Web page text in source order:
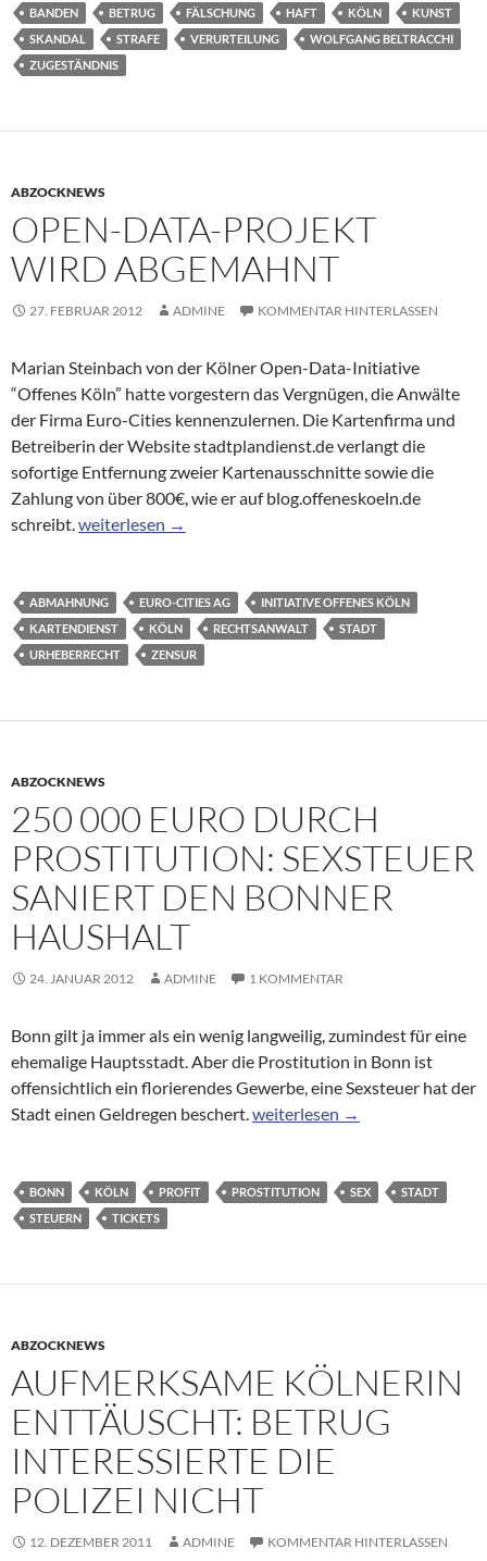
BANDEN BETRUG FÄLSCHUNG HAFT KÖLN
KUNST
SKANDAL
STRAFE VERURTEILUNG
WOLFGANG BELTRACCHI
ZUGESTÄNDNIS
ABZOCKNEWS
OPEN-DATA-PROJEKT
WIRD ABGEMAHNT
27. FEBRUAR 2012 ADMINE KOMMENTAR HINTERLASSEN
Marian Steinbach von der Kölner Open-Data-Initiative
“Offenes Köln” hatte vorgestern das Vergnügen, die Anwälte
der Firma Euro-Cities kennenzulernen. Die Kartenfirma und
Betreiberin der Website stadtplandienst.de verlangt die
sofortige Entfernung zweier Kartenausschnitte sowie die
Zahlung von über 800€, wie er auf blog.offeneskoeln.de
schreibt.Open-Data-Projekt wird abgemahnt
weiterlesen →
ABMAHNUNG EURO-CITIES AG
INITIATIVE OFFENES KÖLN
KARTENDIENST
KÖLN RECHTSANWALT
STADT
URHEBERRECHT
ZENSUR
ABZOCKNEWS
250 000 EURO DURCH
PROSTITUTION: SEXSTEUER
SANIERT DEN BONNER
HAUSHALT
24. JANUAR 2012 ADMINE 1 KOMMENTAR
Bonn gilt ja immer als ein wenig langweilig, zumindest für eine
ehemalige Hauptsstadt. Aber die Prostitution in Bonn ist
offensichtlich ein florierendes Gewerbe, eine Sexsteuer hat der
Stadt einen Geldregen beschert.250 000 Euro durch
weiterlesen →
BONN KÖLN PROFIT PROSTITUTION SEX
STADT
STEUERN
TICKETS
ABZOCKNEWS
AUFMERKSAME KÖLNERIN
ENTTÄUSCHT: BETRUG
INTERESSIERTE DIE
POLIZEI NICHT
12. DEZEMBER 2011 ADMINE KOMMENTAR HINTERLASSEN